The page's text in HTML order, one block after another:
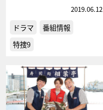
2019.06.12
ドラマ
番組情報
特捜9